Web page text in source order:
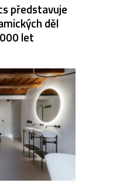
představuje
děl
let